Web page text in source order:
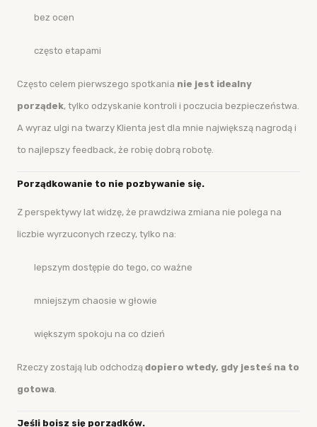
bez ocen
często etapami
Często celem pierwszego spotkania nie jest idealny
porządek, tylko odzyskanie kontroli i poczucia bezpieczeństwa.
A wyraz ulgi na twarzy Klienta jest dla mnie największą nagrodą i
to najlepszy feedback, że robię dobrą robotę.
Porządkowanie to nie pozbywanie się.
Z perspektywy lat widzę, że prawdziwa zmiana nie polega na
liczbie wyrzuconych rzeczy, tylko na:
lepszym dostępie do tego, co ważne
mniejszym chaosie w głowie
większym spokoju na co dzień
Rzeczy zostają lub odchodzą dopiero wtedy, gdy jesteś na to
gotowa
Jeśli boisz się porządków.